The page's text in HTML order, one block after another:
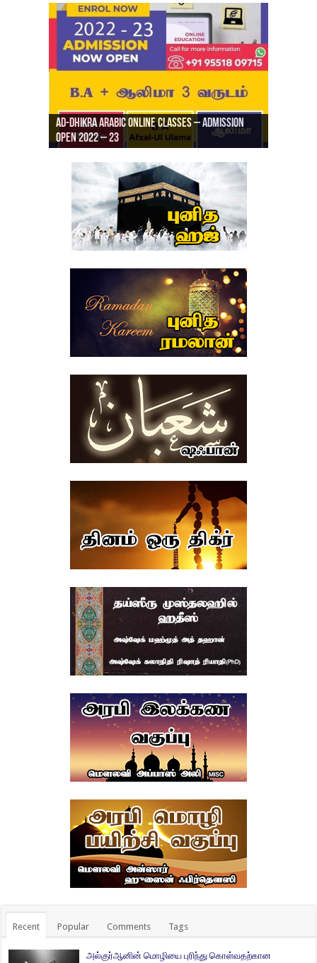
Ad-Dhikra Arabic Online Classes – Admission
Open 2022 – 23
Ad-Dhikra Arabic Online Classes – BA Arabic
AD DHIKRA ARABIC COLLEGE ADMISSION
ரியாத் ஜும்ஆ தமிழாக்கம், Jamia Al Hajiri
Masjid (Kuwait Masjid), Malaz, Riyadh
Recent Popular Comments Tags
அல்குர்ஆனின் மொழியை புரிந்து கொள்வதற்கான